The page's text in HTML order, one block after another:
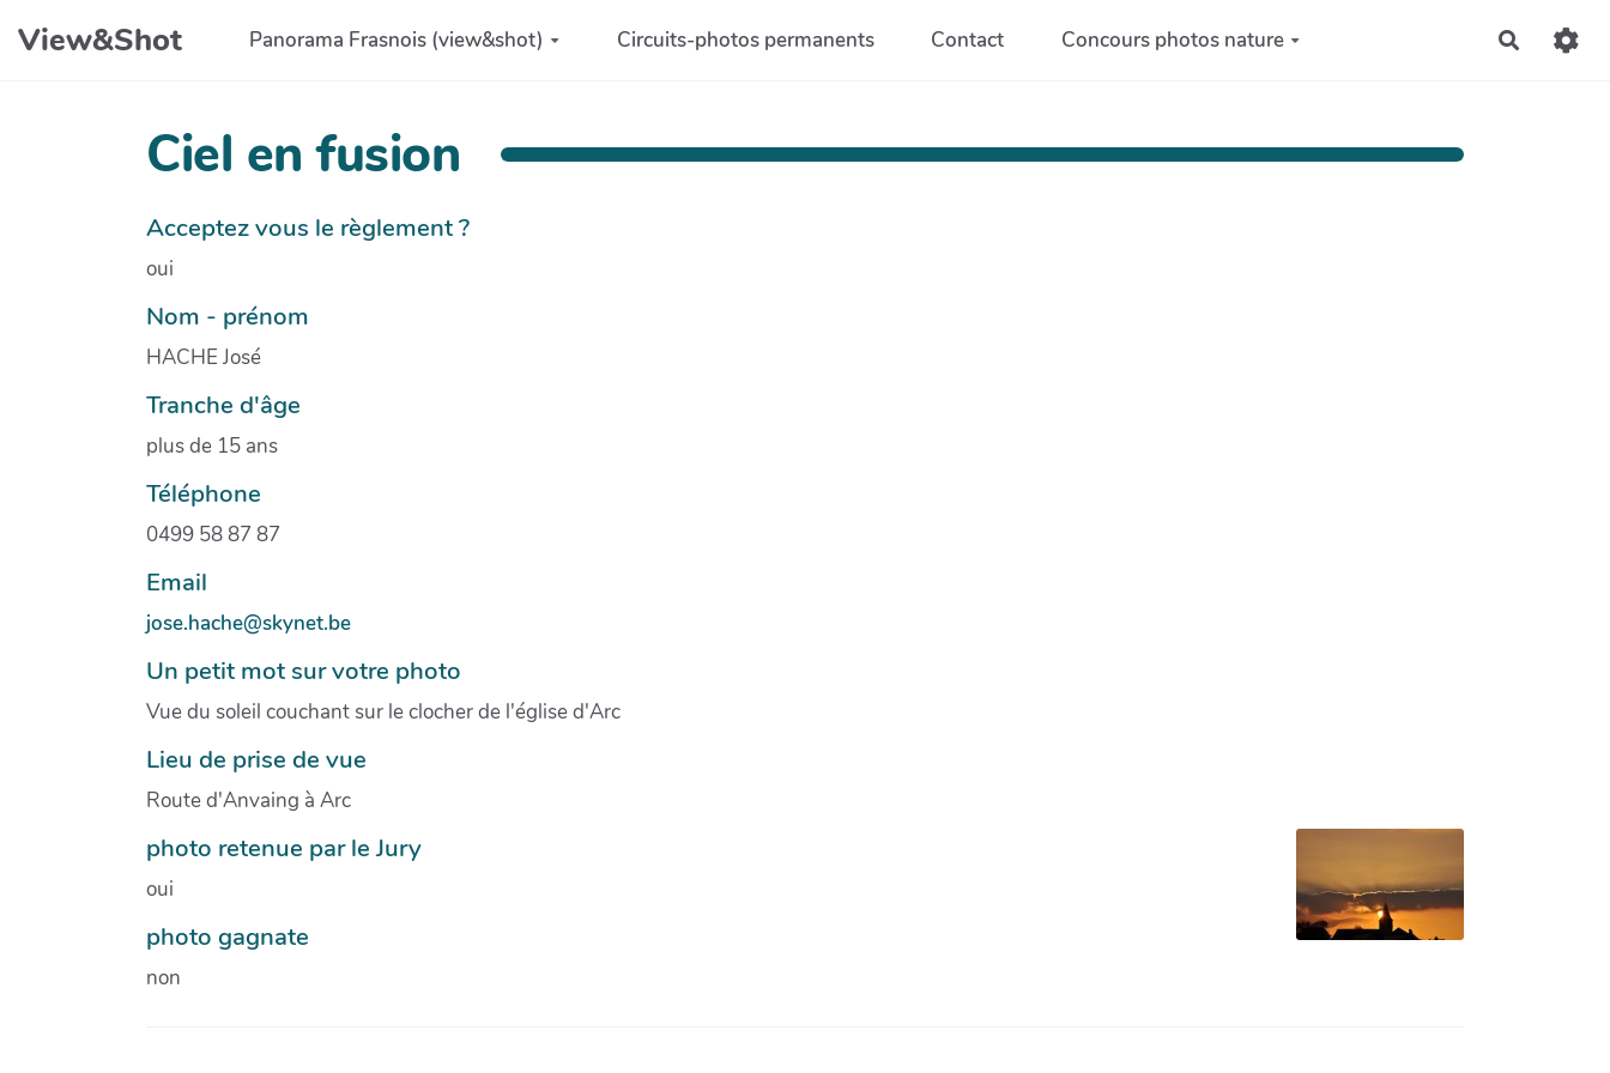
Aller au contenu principal
View&Shot Panorama Frasnois (view&shot) Circuits-photos permanents Contact Concours photos nature
Ciel en fusion
Acceptez vous le règlement ?
oui
Nom - prénom
HACHE José
Tranche d'âge
plus de 15 ans
Téléphone
0499 58 87 87
Email
jose.hache@skynet.be
Un petit mot sur votre photo
Vue du soleil couchant sur le clocher de l'église d'Arc
Lieu de prise de vue
Route d'Anvaing à Arc
photo retenue par le Jury
oui
photo gagnate
non